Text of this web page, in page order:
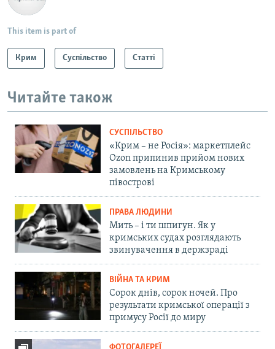
This item is part of
Крим Суспільство Статті
Читайте також
СУСПІЛЬСТВО
«Крим – не Росія»: маркетплейс
Ozon припинив прийом нових
замовлень на Кримському
півострові
ПРАВА ЛЮДИНИ
Мить – і ти шпигун. Як у
кримських судах розглядають
звинувачення в держзраді
ВІЙНА ТА КРИМ
Сорок днів, сорок ночей. Про
результати кримської операції з
примусу Росії до миру